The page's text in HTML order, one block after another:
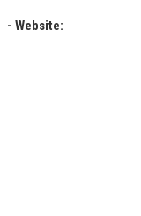
- Website: